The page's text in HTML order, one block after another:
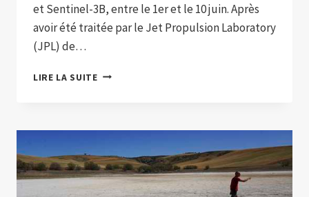
et Sentinel-3B, entre le 1er et le 10 juin. Après
avoir été traitée par le Jet Propulsion Laboratory
(JPL) de…
LIRE LA SUITEVOICI
LE
EL
NIÑO
SELON